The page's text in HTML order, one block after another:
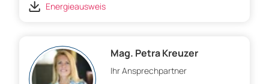
Energieausweis
Mag. Petra Kreuzer
Ihr Ansprechpartner